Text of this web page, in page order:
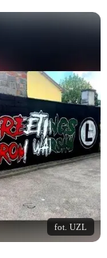
fot. UZL